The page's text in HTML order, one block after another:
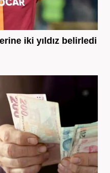
iki yıldız belirledi